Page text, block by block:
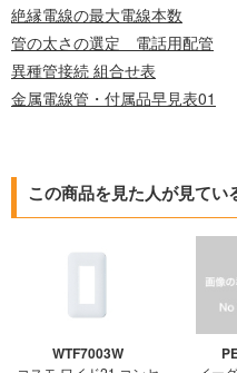
絶縁電線の最大電線本数
管の太さの選定 電話用配管
異種管接続 組合せ表
金属電線管・付属品早見表01
この商品を見た人が見てい
WTF7003W